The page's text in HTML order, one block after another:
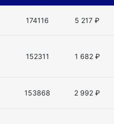
174116 5 217 ₽
152311 1 682 ₽
153868 2 992 ₽